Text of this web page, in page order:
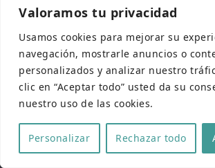
Valoramos tu privacidad
Usamos cookies para mejorar su
navegación, mostrarle anuncios o
personalizados y analizar nuestro
clic en “Aceptar todo” usted da su
nuestro uso de las cookies.
Personalizar Rechazar todo
PUFA
PUFA (Pucela Fantástica)
internacional de cine fantástico
Valladolid creado por la
es cine todo lo que reluce’ ,
encarga de gestionar desde 2012
y series delmismo nombre.